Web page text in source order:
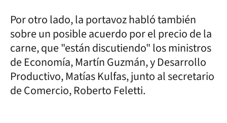
Por otro lado, la portavoz habló también
sobre un posible acuerdo por el precio de la
carne, que "están discutiendo" los ministros
de Economía, Martín Guzmán, y Desarrollo
Productivo, Matías Kulfas, junto al secretario
de Comercio, Roberto Feletti.